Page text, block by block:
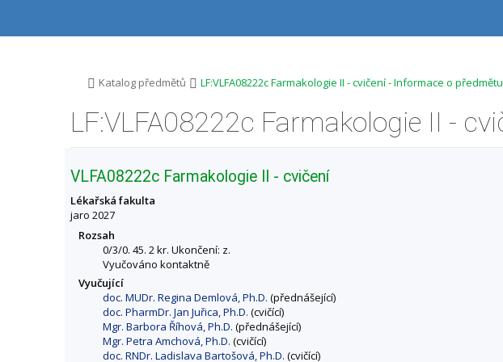
e
e
e
e
>Katalog předmětů >
LF:VLFA08222c Farmakologie II - cvičení - Informace o předmětu
VLFA08222c Farmakologie II - cvičení
Lékařská fakulta
jaro 2027
Rozsah
0/3/0. 45. 2 kr. Ukončení: z.
Vyučováno kontaktně
Vyučující
doc. MUDr. Regina Demlová, Ph.D. (přednášející)
doc. PharmDr. Jan Juřica, Ph.D. (cvičící)
Mgr. Barbora Říhová, Ph.D. (přednášející)
Mgr. Petra Amchová, Ph.D. (cvičící)
doc. RNDr. Ladislava Bartošová, Ph.D. (cvičící)